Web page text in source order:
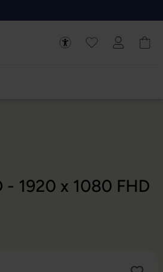
- 1920 x 1080 FHD